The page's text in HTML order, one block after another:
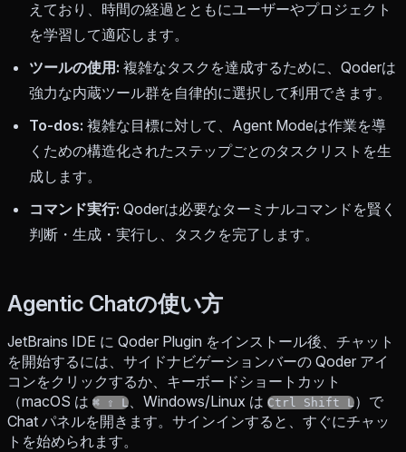
えており、時間の経過とともにユーザーやプロジェクト
を学習して適応します。
ツールの使用: 複雑なタスクを達成するために、Qoderは
強力な内蔵ツール群を自律的に選択して利用できます。
To-dos: 複雑な目標に対して、Agent Modeは作業を導
くための構造化されたステップごとのタスクリストを生
成します。
コマンド実行: Qoderは必要なターミナルコマンドを賢く
判断・生成・実行し、タスクを完了します。
Agentic Chatの使い方
JetBrains IDE に Qoder Plugin をインストール後、チャット
を開始するには、サイドナビゲーションバーの Qoder アイ
コンをクリックするか、キーボードショートカット
（macOS は ⌘ ⇧ L、Windows/Linux は Ctrl Shift L）で
Chat パネルを開きます。サインインすると、すぐにチャッ
トを始められます。